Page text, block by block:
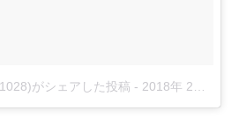
がシェアした投稿 - 2018年 2月月12日午後5時10分PST